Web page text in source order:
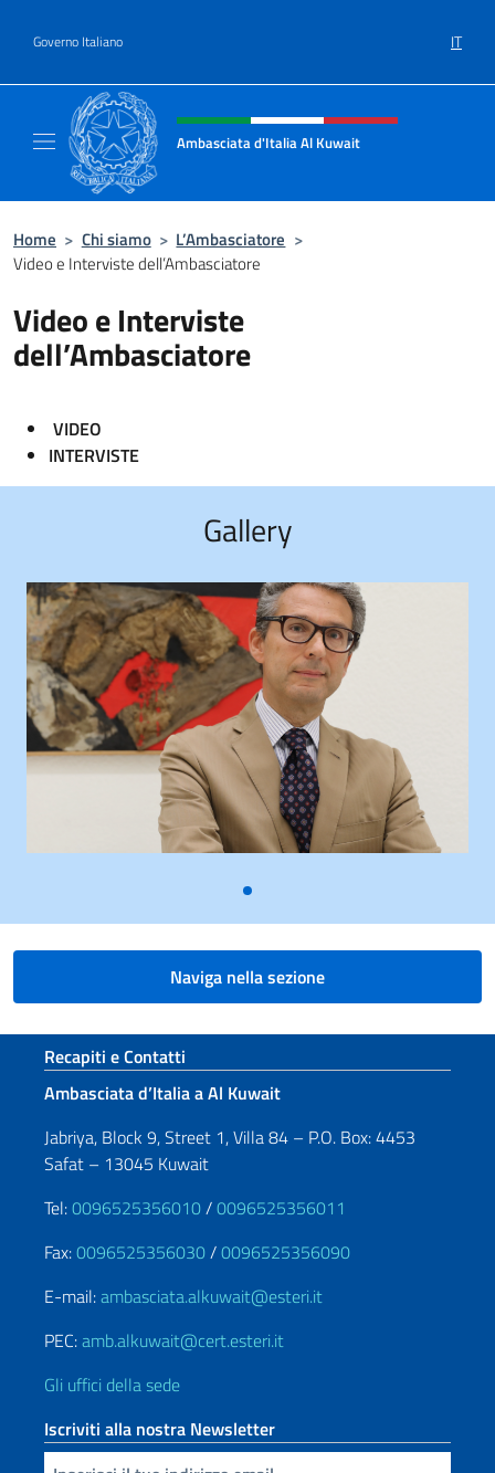
Governo Italiano IT
Intestazione sito, social e menù
Ambasciata d'Italia Al Kuwait
Home > Chi siamo > L’Ambasciatore >
Video e Interviste dell’Ambasciatore
Video e Interviste
dell’Ambasciatore
VIDEO
INTERVISTE
Gallery
Naviga nella sezione
Sezione footer
Recapiti e Contatti
Ambasciata d’Italia a Al Kuwait
Jabriya, Block 9, Street 1, Villa 84 – P.O. Box: 4453
Safat – 13045 Kuwait
Tel:0096525356010/0096525356011
Fax:0096525356030/0096525356090
E-mail:ambasciata.alkuwait@esteri.it
PEC:amb.alkuwait@cert.esteri.it
Gli uffici della sede
Iscriviti alla nostra Newsletter